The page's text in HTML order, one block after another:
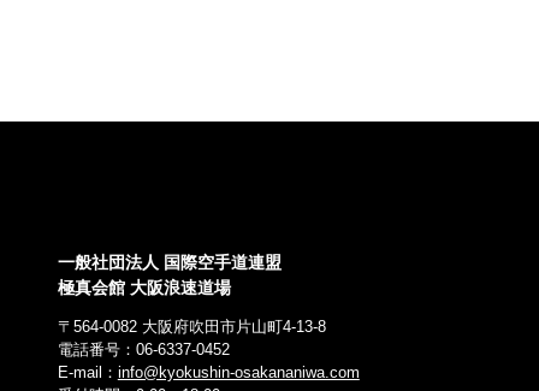
一般社団法人 国際空手道連盟
極真会館 大阪浪速道場
〒564-0082 大阪府吹田市片山町4-13-8
電話番号：06-6337-0452
E-mail： info@kyokushin-osakananiwa.com